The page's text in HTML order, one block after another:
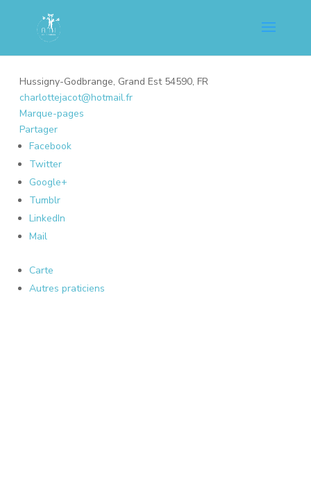
Hussigny-Godbrange, Grand Est 54590, FR
charlottejacot@hotmail.fr
Marque-pages
Partager
Facebook
Twitter
Google+
Tumblr
LinkedIn
Mail
Carte
Autres praticiens